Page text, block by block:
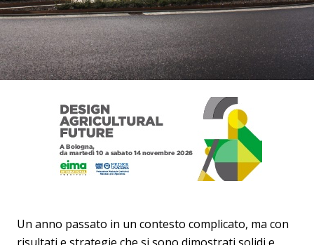
Un anno passato in un contesto complicato, ma con